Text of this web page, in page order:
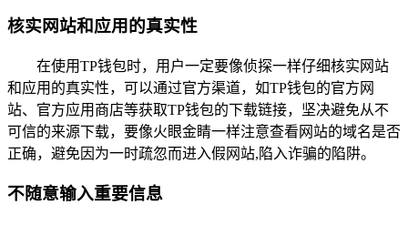
核实网站和应用的真实性
在使用TP钱包时，用户一定要像侦探一样仔细核实网站
和应用的真实性，可以通过官方渠道，如TP钱包的官方网
站、官方应用商店等获取TP钱包的下载链接，坚决避免从不
可信的来源下载，要像火眼金睛一样注意查看网站的域名是否
正确，避免因为一时疏忽而进入假网站,陷入诈骗的陷阱。
不随意输入重要信息